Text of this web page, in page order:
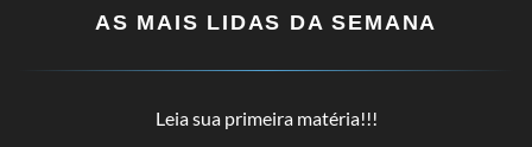
AS MAIS LIDAS DA SEMANA
Leia sua primeira matéria!!!